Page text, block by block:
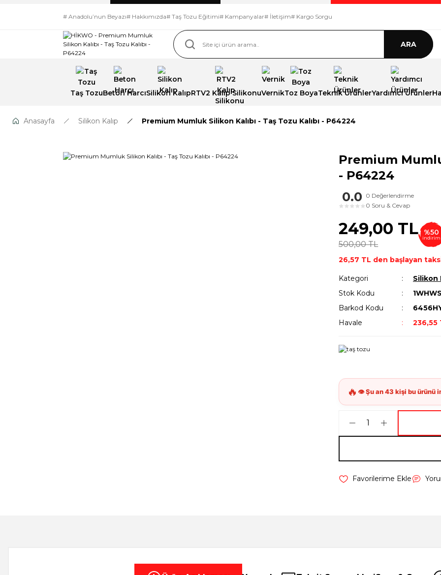
# Anadolu’nun Beyazı# Hakkımızda# Taş Tozu Eğitimi# Kampanyalar# İletişim# Kargo Sorgu
ARA
Taş TozuBeton HarcıSilikon KalıpRTV2 Kalıp SilikonuVernikToz BoyaTeknik ÜrünlerYardımcı Ürünler
Anasayfa Silikon Kalıp Premium Mumluk Silikon Kalıbı - Taş Tozu Kalıbı - P64224
Premium
- P64224
0.0
★ ★ ★ ★ ★
0 Değerlendirme
0 Soru & Cevap
249,00 TL
500,00 TL
%50
indirim
26,57 TL den başlayan
Kategori Silikon
Stok Kodu
Barkod Kodu
Havale
236,55